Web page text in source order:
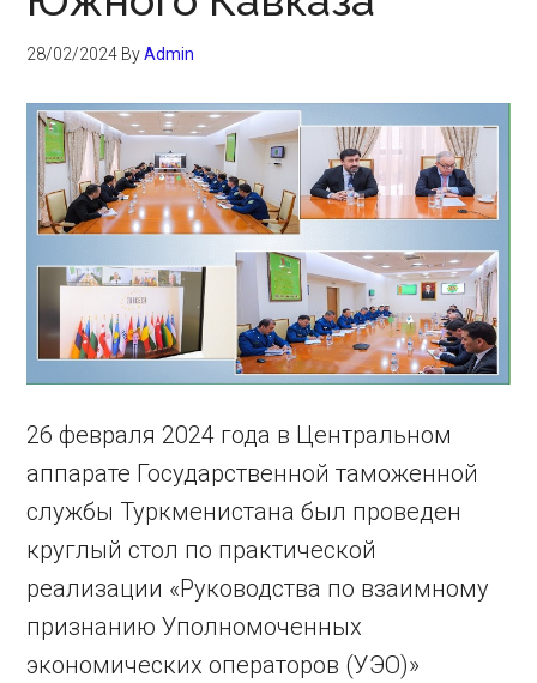
28/02/2024 ByAdmin
26 февраля 2024 года в Центральном
аппарате Государственной таможенной
службы Туркменистана был проведен
круглый стол по практической
реализации «Руководства по взаимному
признанию Уполномоченных
экономических операторов (УЭО)»